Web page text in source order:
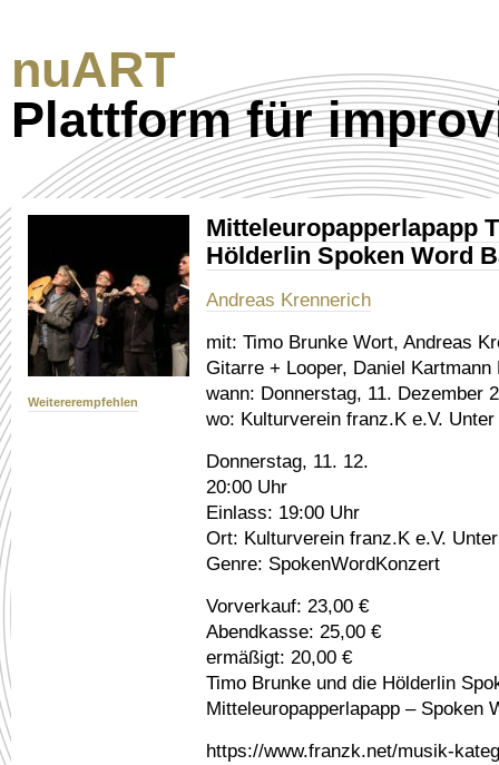
nuART
Plattform für
Weitererempfehlen
Mitteleuropapperlapapp
Hölderlin Spoken Word
Andreas Krennerich
mit: Timo Brunke Wort, Andreas
Gitarre + Looper, Daniel
wann: Donnerstag, 11. Dezember
wo: Kulturverein franz.K e.V.
Donnerstag, 11. 12.
20:00 Uhr
Einlass: 19:00 Uhr
Ort: Kulturverein franz.K e.V.
Genre: SpokenWordKonzert
Vorverkauf: 23,00 €
Abendkasse: 25,00 €
ermäßigt: 20,00 €
Timo Brunke und die Hölderlin
Mitteleuropapperlapapp – Spoken
https://www.franzk.net/musik-